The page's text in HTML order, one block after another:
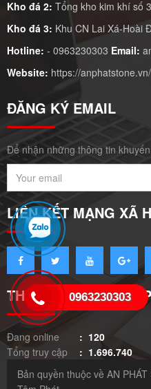
Kho đá 2: Tổng kho kim khí số
Kho đá 3: Khu CN Lai Xá-Hoài
Hotline: - 0963230303 Email:
Website: https://anphatstone.vn/
ĐĂNG KÝ EMAIL
Để nhận những thông tin
LIÊN KẾT MẠNG XÃ
THỐNG KÊ TRUY CẬP
Đang online
: 120
Tổng truy cập
: 1.696.740
Bản quyền thuộc về AN
0963230303